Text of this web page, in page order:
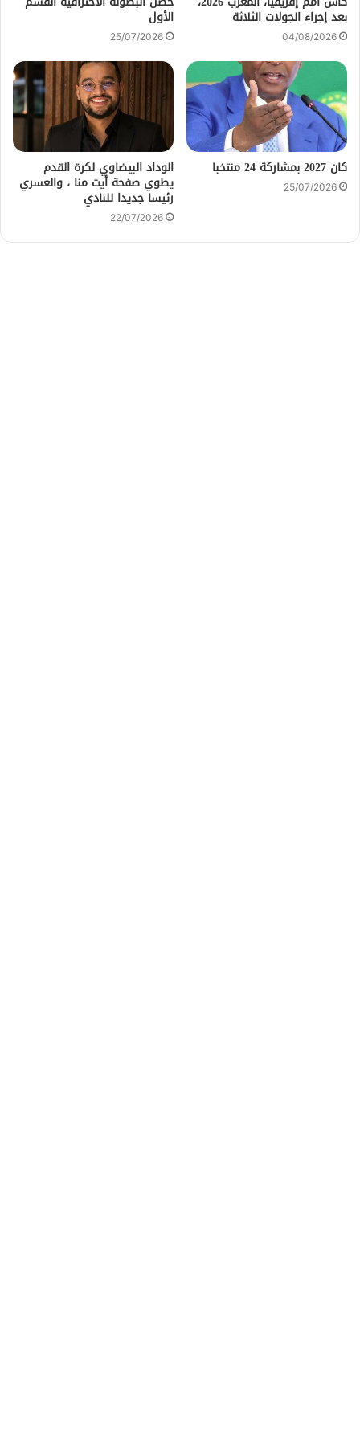
بعد إجراء الجولات الثلاثة
04/08/2026
الأول
25/07/2026
كان 2027 بمشاركة 24 منتخبا
25/07/2026
الوداد البيضاوي لكرة القدم
يطوي صفحة أيت منا ، والعسري
رئيسا جديدا للنادي
22/07/2026